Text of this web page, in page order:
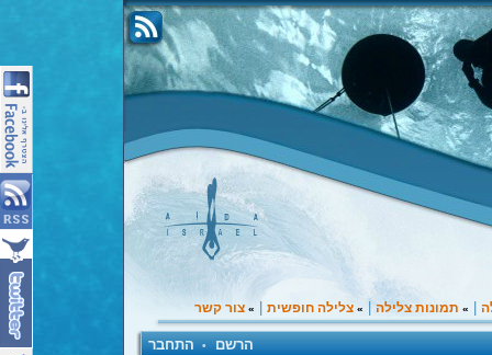
» תמונות צלילה » צלילה חופשית » צור קשר
הרשם • התחבר